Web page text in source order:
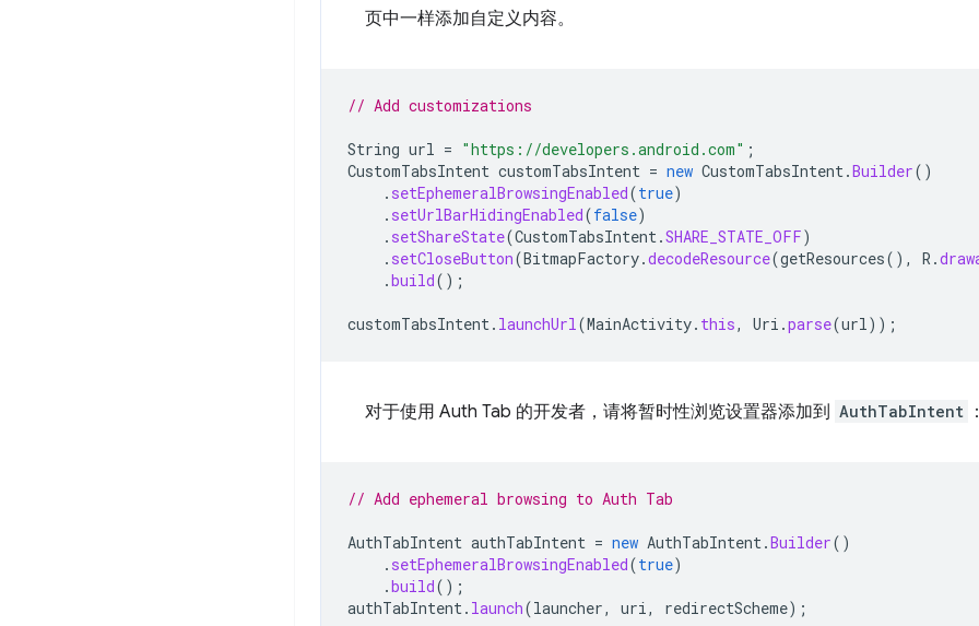
页中一样添加自定义内容。
// Add customizations
String url = "https://developers.android.com" ;
CustomTabsIntent customTabsIntent = new CustomTabsIntent.Builder()
. setEphemeralBrowsingEnabled(true)
. setUrlBarHidingEnabled(false)
. setShareState(CustomTabsIntent.SHARE_STATE_OFF)
. setCloseButton(BitmapFactory.decodeResource(getResources(), R .
.build();
customTabsIntent. launchUrl(MainActivity. this, Uri .parse(url));
对于使用 Auth Tab 的开发者，请将暂时性浏览设置器添加到 AuthTabIntent
// Add ephemeral browsing to Auth Tab
AuthTabIntent authTabIntent = new AuthTabIntent.Builder()
. setEphemeralBrowsingEnabled(true)
.build();
authTabIntent. launch(launcher, uri, redirectScheme);